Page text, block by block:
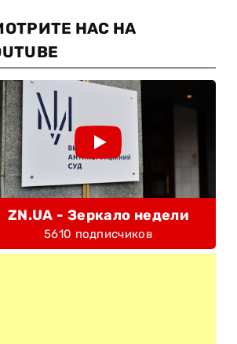
НАС НА
ZN.UA - Зеркало недели
5610 подписчиков